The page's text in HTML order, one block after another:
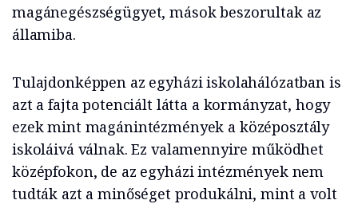
magánegészségügyet, mások beszorultak az
államiba.
Tulajdonképpen az egyházi iskolahálózatban is
azt a fajta potenciált látta a kormányzat, hogy
ezek mint magánintézmények a középosztály
iskoláivá válnak. Ez valamennyire működhet
középfokon, de az egyházi intézmények nem
tudták azt a minőséget produkálni, mint a volt